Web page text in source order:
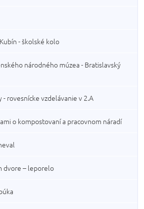
- školské kolo
národného múzea - Bratislavský
- rovesnícke vzdelávanie v 2.A
o kompostovaní a pracovnom náradí
dvore – leporelo